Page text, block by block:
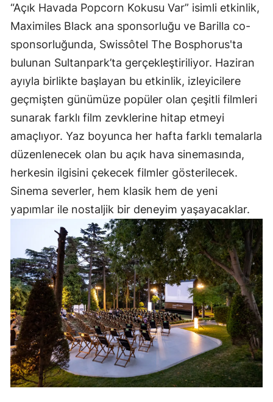
“Açık Havada Popcorn Kokusu Var” isimli etkinlik,
Maximiles Black ana sponsorluğu ve Barilla co-
sponsorluğunda, Swissôtel The Bosphorus'ta
bulunan Sultanpark’ta gerçekleştiriliyor. Haziran
ayıyla birlikte başlayan bu etkinlik, izleyicilere
geçmişten günümüze popüler olan çeşitli filmleri
sunarak farklı film zevklerine hitap etmeyi
amaçlıyor. Yaz boyunca her hafta farklı temalarla
düzenlenecek olan bu açık hava sinemasında,
herkesin ilgisini çekecek filmler gösterilecek.
Sinema severler, hem klasik hem de yeni
yapımlar ile nostaljik bir deneyim yaşayacaklar.